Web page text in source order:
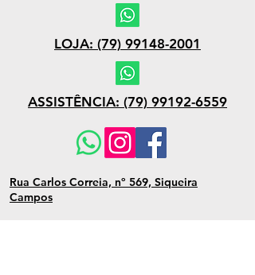
LOJA: (79) 99148-2001
ASSISTÊNCIA: (79) 99192-6559
Rua Carlos Correia, nº 569, Siqueira
Campos